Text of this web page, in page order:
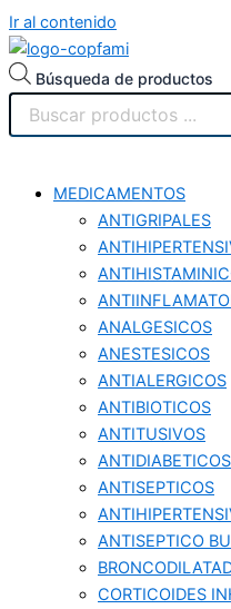
Ir al contenido
Búsqueda de productos
MEDICAMENTOS
ANTIGRIPALES
ANALGESICOS
ANESTESICOS
ANTIALERGICOS
ANTIBIOTICOS
ANTITUSIVOS
ANTIDIABETICOS
ANTISEPTICOS
ANTISEPTICO
CORTICOIDES